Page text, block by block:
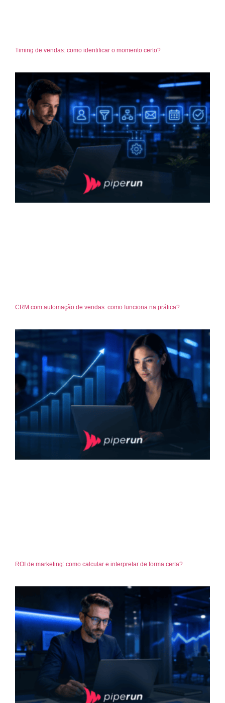
Timing de vendas: como identificar o momento certo?
CRM com automação de vendas: como funciona na prática?
ROI de marketing: como calcular e interpretar de forma certa?